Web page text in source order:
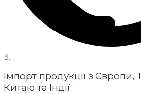
3.
Імпорт продукції з Європи,
Китаю та Індії